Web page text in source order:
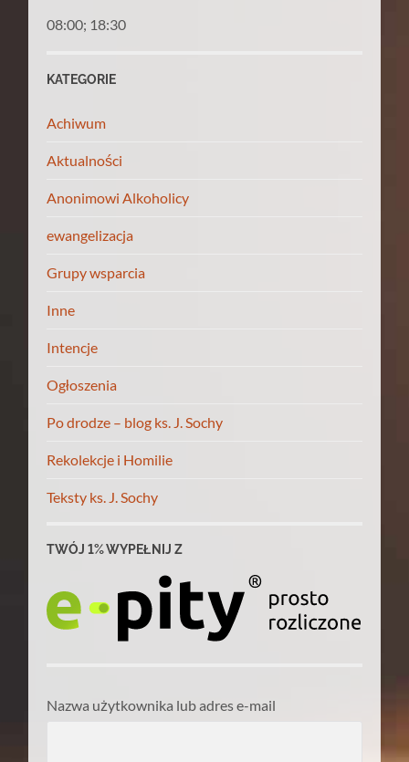
08:00; 18:30
KATEGORIE
Achiwum
Aktualności
Anonimowi Alkoholicy
ewangelizacja
Grupy wsparcia
Inne
Intencje
Ogłoszenia
Po drodze – blog ks. J. Sochy
Rekolekcje i Homilie
Teksty ks. J. Sochy
TWÓJ 1% WYPEŁNIJ Z
Nazwa użytkownika lub adres e-mail